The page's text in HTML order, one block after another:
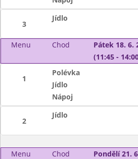
3
Jídlo
Menu Chod
Pátek 18. 6.
(11:45 -
1
Polévka
Jídlo
Nápoj
2
Jídlo
Menu Chod
Pondělí 21.